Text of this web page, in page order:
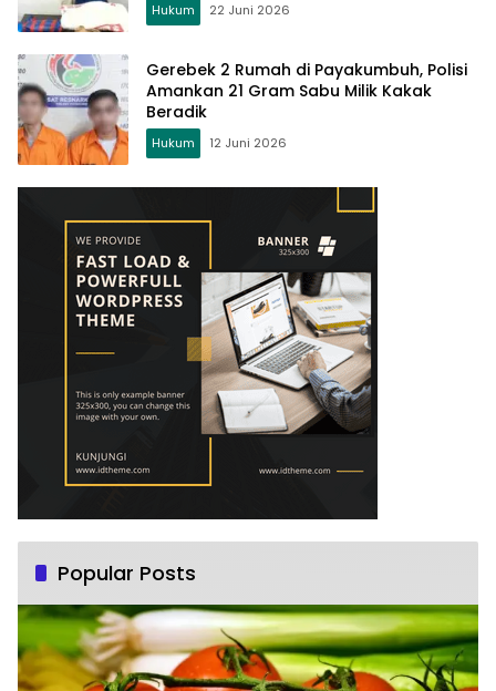
Hukum 22 Juni 2026
Gerebek 2 Rumah di Payakumbuh, Polisi
Amankan 21 Gram Sabu Milik Kakak
Beradik
Hukum 12 Juni 2026
Popular Posts